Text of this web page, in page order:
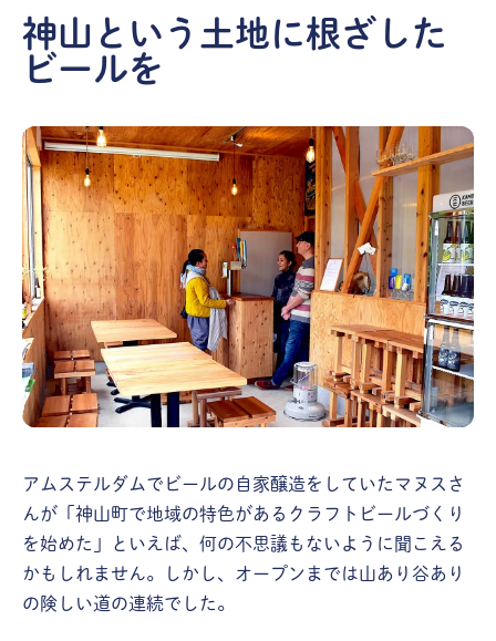
神山という土地に根ざした
ビールを
アムステルダムでビールの自家醸造をしていたマヌスさ
んが「神山町で地域の特色があるクラフトビールづくり
を始めた」といえば、何の不思議もないように聞こえる
かもしれません。しかし、オープンまでは山あり谷あり
の険しい道の連続でした。